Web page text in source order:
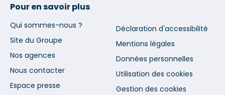
Pour en savoir plus
Qui sommes-nous ?
Site du Groupe
Nos agences
Nous contacter
Espace presse
Déclaration d'accessibilité
Mentions légales
Données personnelles
Utilisation des cookies
Gestion des cookies